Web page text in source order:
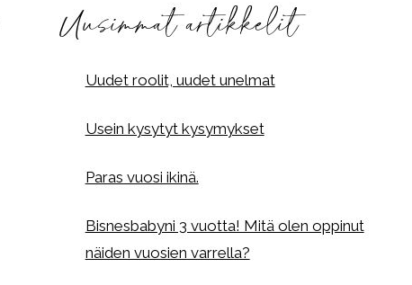
Uusimmat artikkelit
Uudet roolit, uudet unelmat
Usein kysytyt kysymykset
Paras vuosi ikinä.
Bisnesbabyni 3 vuotta! Mitä olen oppinut
näiden vuosien varrella?